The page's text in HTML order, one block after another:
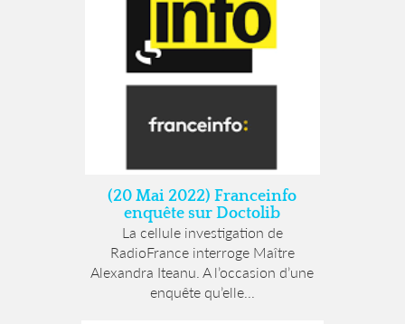
(20 Mai 2022) Franceinfo
enquête sur Doctolib
La cellule investigation de
RadioFrance interroge Maître
Alexandra Iteanu. A l’occasion d’une
enquête qu’elle...